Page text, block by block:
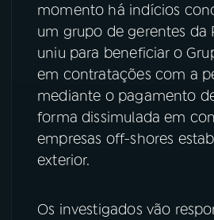
TikTok
momento há indícios
um grupo de gerentes da
uniu para beneficiar o
em contratações com a
mediante o pagamento
forma dissimulada em
empresas off-shores
exterior.
Os investigados vão